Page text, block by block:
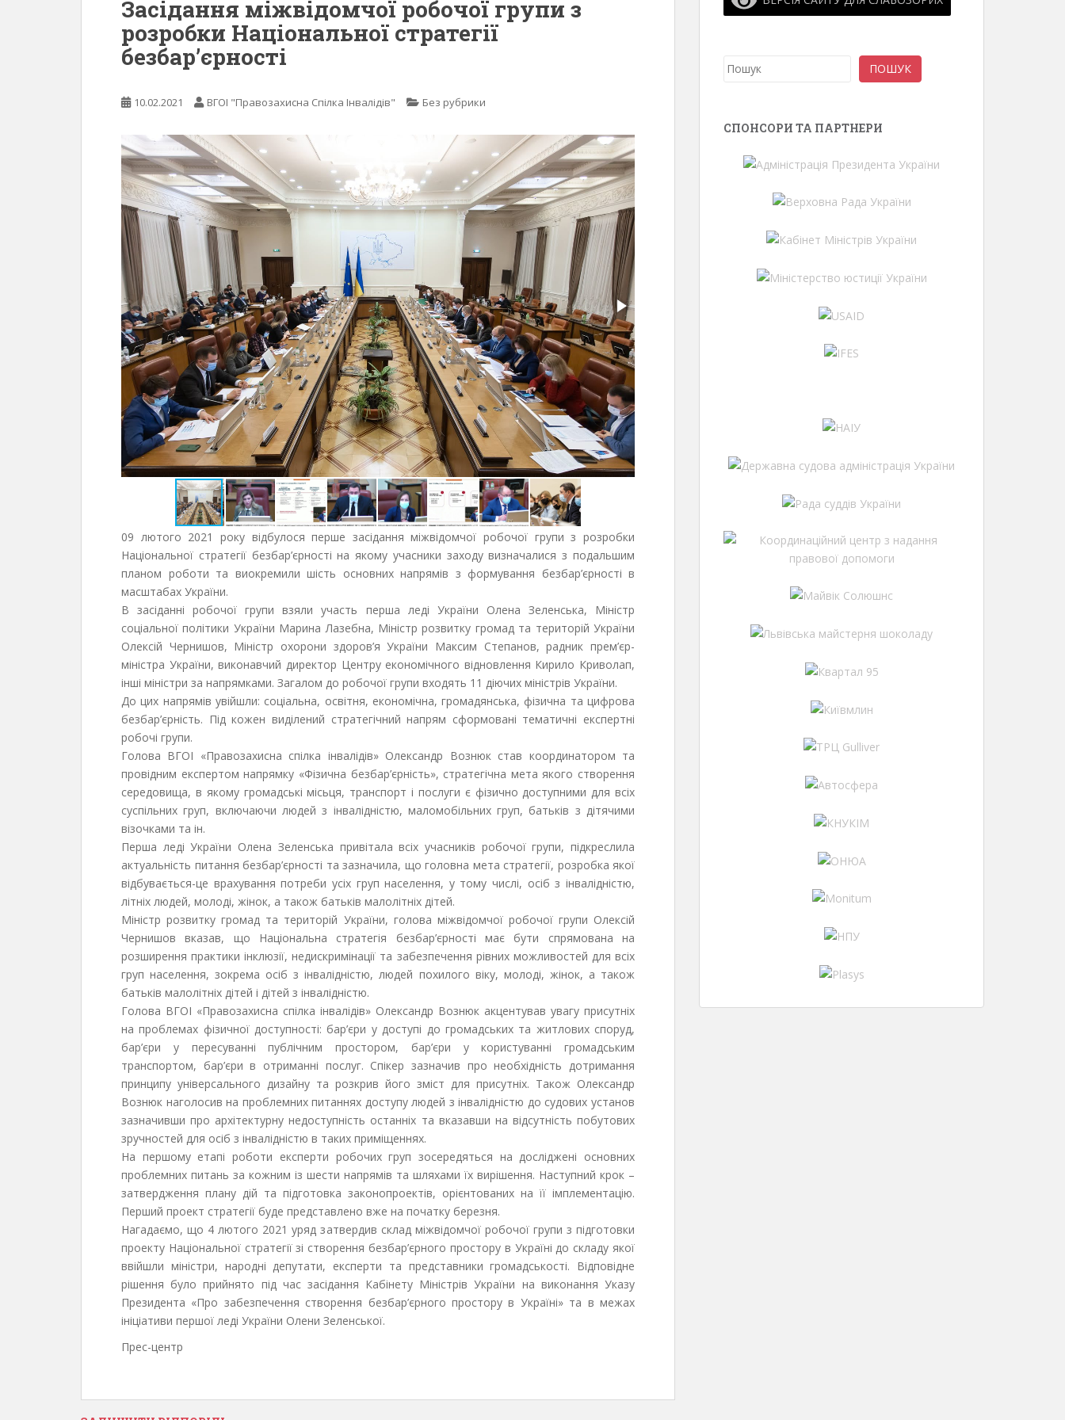
Засідання міжвідомчої робочої групи з
розробки Національної стратегії
безбар’єрності
10.02.2021 ВГОІ "Правозахисна Спілка Інвалідів" Без рубрики
09 лютого 2021 року відбулося перше засідання міжвідомчої робочої групи з розробки
Національної стратегії безбар’єрності на якому учасники заходу визначалися з подальшим
планом роботи та виокремили шість основних напрямів з формування безбар’єрності в
масштабах України.
В засіданні робочої групи взяли участь перша леді України Олена Зеленська, Міністр
соціальної політики України Марина Лазебна, Міністр розвитку громад та територій України
Олексій Чернишов, Міністр охорони здоров’я України Максим Степанов, радник прем’єр-
міністра України, виконавчий директор Центру економічного відновлення Кирило Криволап,
інші міністри за напрямками. Загалом до робочої групи входять 11 діючих міністрів України.
До цих напрямів увійшли: соціальна, освітня, економічна, громадянська, фізична та цифрова
безбар’єрність. Під кожен виділений стратегічний напрям сформовані тематичні експертні
робочі групи.
Голова ВГОІ «Правозахисна спілка інвалідів» Олександр Вознюк став координатором та
провідним експертом напрямку «Фізична безбар’єрність», стратегічна мета якого створення
середовища, в якому громадські місьця, транспорт і послуги є фізично доступними для всіх
суспільних груп, включаючи людей з інвалідністю, маломобільних груп, батьків з дітячими
візочками та ін.
Перша леді України Олена Зеленська привітала всіх учасників робочої групи, підкреслила
актуальність питання безбар’єрності та зазначила, що головна мета стратегії, розробка якої
відбувається-це врахування потреби усіх груп населення, у тому числі, осіб з інвалідністю,
літніх людей, молоді, жінок, а також батьків малолітніх дітей.
Міністр розвитку громад та територій України, голова міжвідомчої робочої групи Олексій
Чернишов вказав, що Національна стратегія безбар’єрності має бути спрямована на
розширення практики інклюзії, недискримінації та забезпечення рівних можливостей для всіх
груп населення, зокрема осіб з інвалідністю, людей похилого віку, молоді, жінок, а також
батьків малолітніх дітей і дітей з інвалідністю.
Голова ВГОІ «Правозахисна спілка інвалідів» Олександр Вознюк акцентував увагу присутніх
на проблемах фізичної доступності: бар’єри у доступі до громадських та житлових споруд,
бар’єри у пересуванні публічним простором, бар’єри у користуванні громадським
транспортом, бар’єри в отриманні послуг. Спікер зазначив про необхідність дотримання
принципу універсального дизайну та розкрив його зміст для присутніх. Також Олександр
Вознюк наголосив на проблемних питаннях доступу людей з інвалідністю до судових установ
зазначивши про архітектурну недоступність останніх та вказавши на відсутність побутових
зручностей для осіб з інвалідністю в таких приміщеннях.
На першому етапі роботи експерти робочих груп зосередяться на досліджені основних
проблемних питань за кожним із шести напрямів та шляхами їх вирішення. Наступний крок –
затвердження плану дій та підготовка законопроектів, орієнтованих на її імплементацію.
Перший проект стратегії буде представлено вже на початку березня.
Нагадаємо, що 4 лютого 2021 уряд затвердив склад міжвідомчої робочої групи з підготовки
проекту Національної стратегії зі створення безбар’єрного простору в Україні до складу якої
ввійшли міністри, народні депутати, експерти та представники громадськості. Відповідне
рішення було прийнято під час засідання Кабінету Міністрів України на виконання Указу
Президента «Про забезпечення створення безбар’єрного простору в Україні» та в межах
ініціативи першої леді України Олени Зеленської.
Прес-центр
Пошук ПОШУК
СПОНСОРИ ТА ПАРТНЕРИ